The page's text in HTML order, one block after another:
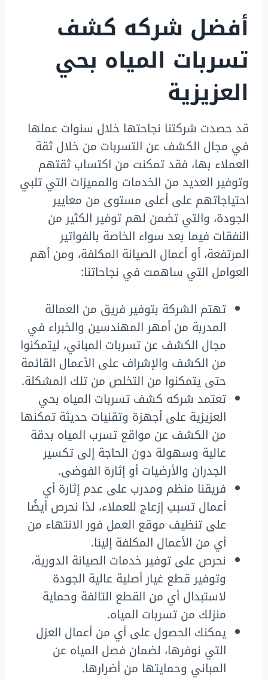
أفضل شركه كشف
تسربات المياه بحي
العزيزية
قد حصدت شركتنا نجاحتها خلال سنوات عملها
في مجال الكشف عن التسربات من خلال ثقة
العملاء بها، فقد تمكنت من اكتساب ثقتهم
وتوفير العديد من الخدمات والمميزات التي تلبي
احتياجاتهم على أعلى مستوى من معايير
الجودة، والتي تضمن لهم توفير الكثير من
النفقات فيما بعد سواء الخاصة بالفواتير
المرتفعة، أو أعمال الصيانة المكلفة، ومن أهم
العوامل التي ساهمت في نجاحاتنا:
تهتم الشركة بتوفير فريق من العمالة
المدربة من أمهر المهندسين والخبراء في
مجال الكشف عن تسربات المباني، ليتمكنوا
من الكشف والإشراف على الأعمال القائمة
حتى يتمكنوا من التخلص من تلك المشكلة.
تعتمد شركه كشف تسربات المياه بحي
العزيزية على أجهزة وتقنيات حديثة تمكنها
من الكشف عن مواقع تسرب المياه بدقة
عالية وسهولة دون الحاجة إلى تكسير
الجدران والأرضيات أو إثارة الفوضى.
فريقنا منظم ومدرب على عدم إثارة أي
أعمال تسبب إزعاج للعملاء، لذا نحرص أيضًا
على تنظيف موقع العمل فور الانتهاء من
أي من الأعمال المكلفة إلينا.
نحرص على توفير خدمات الصيانة الدورية،
وتوفير قطع غيار أصلية عالية الجودة
لاستبدال أي من القطع التالفة وحماية
منزلك من تسربات المياه.
يمكنك الحصول على أي من أعمال العزل
التي نوفرها، لضمان فصل المياه عن
المباني وحمايتها من أضرارها.